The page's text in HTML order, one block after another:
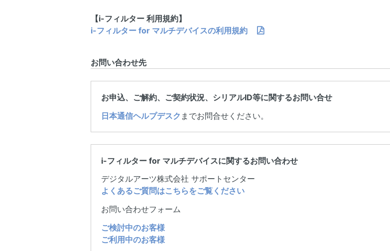
【i-フィルター 利用規約】
i-フィルター for マルチデバイスの利用規約
お問い合わせ先
お申込、ご解約、ご契約状況、シリアルID等に関するお問い合せ
日本通信ヘルプデスク までお問合せください。
i-フィルター for マルチデバイスに関するお問い合わせ
デジタルアーツ株式会社 サポートセンター
よくあるご質問はこちらをご覧ください
お問い合わせフォーム
ご検討中のお客様
ご利用中のお客様